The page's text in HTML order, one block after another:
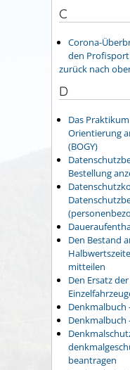
C
Corona-
den
zurück nach
D
Das
Orientierung
(BOGY)
Bestellung
Den Bestand
mitteilen
Den Ersatz
Denkmalbuch
Denkmalbuch
beantragen